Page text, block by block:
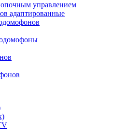
управлением
адаптированные